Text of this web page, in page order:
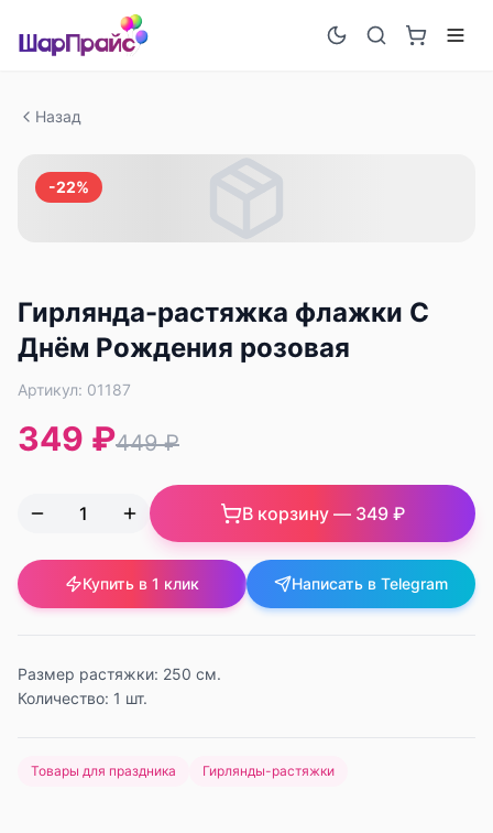
Назад
-22%
Гирлянда-растяжка флажки С
Днём Рождения розовая
Артикул: 01187
349 ₽449 ₽
В корзину — 349 ₽
Купить в 1 клик Написать в Telegram
Размер растяжки: 250 см.
Количество: 1 шт.
Товары для праздника Гирлянды-растяжки